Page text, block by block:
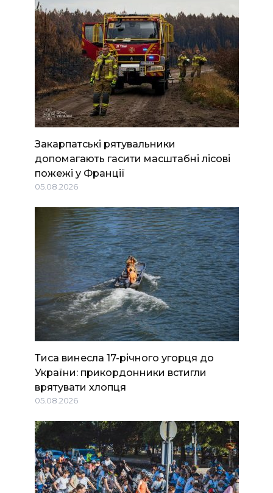
Закарпатські рятувальники
допомагають гасити масштабні лісові
пожежі у Франції
05.08.2026
Тиса винесла 17-річного угорця до
України: прикордонники встигли
врятувати хлопця
05.08.2026